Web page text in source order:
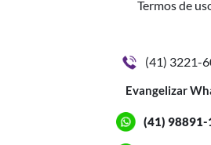
Termos de
(41) 3221-
Evangelizar
(41) 98891-